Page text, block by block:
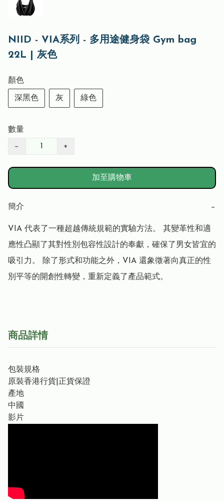
NIID - VIA系列 - 多用途健身袋 Gym bag
22L | 灰色
顏色
深黑色 灰 綠色
數量
− +
加至購物車
簡介 −
VIA 代表了一種超越傳統規範的實驗方法。 其變革性和適
應性凸顯了其對性別包容性設計的奉獻，確保了男女皆宜的
吸引力。 除了形式和功能之外，VIA 還象徵著向真正的性
別平等的開創性轉變，重新定義了產品範式。
商品詳情
包裝規格
原裝香港行貨|正貨保證
產地
中國
影片